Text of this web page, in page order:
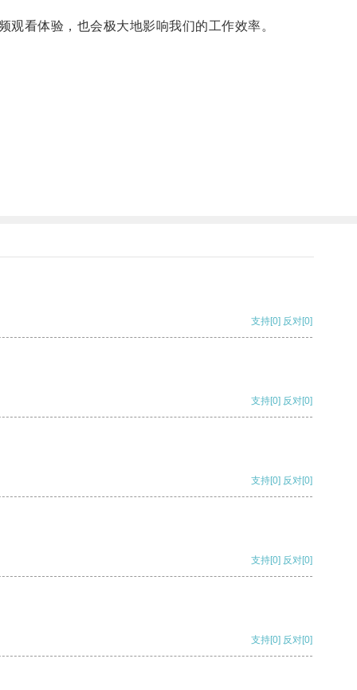
看体验，也会极大地影响我们的工作效率。
支持[0] 反对[0]
支持[0] 反对[0]
支持[0] 反对[0]
支持[0] 反对[0]
支持[0] 反对[0]